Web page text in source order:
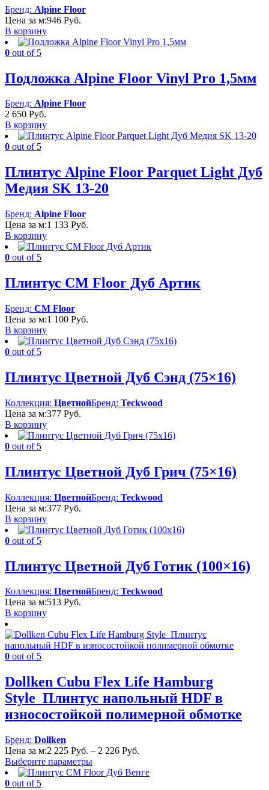
Бренд: Alpine Floor
Цена за м:946 Руб.
В корзину
0 out of 5
Подложка Alpine Floor Vinyl Pro 1,5мм
Бренд: Alpine Floor
2 650 Руб.
В корзину
0 out of 5
Плинтус Alpine Floor Parquet Light Дуб
Медия SK 13-20
Бренд: Alpine Floor
Цена за м:1 133 Руб.
В корзину
0 out of 5
Плинтус CM Floor Дуб Артик
Бренд: CM Floor
Цена за м:1 100 Руб.
В корзину
0 out of 5
Плинтус Цветной Дуб Сэнд (75×16)
Коллекция: ЦветнойБренд: Teckwood
Цена за м:377 Руб.
В корзину
0 out of 5
Плинтус Цветной Дуб Грич (75×16)
Коллекция: ЦветнойБренд: Teckwood
Цена за м:377 Руб.
В корзину
0 out of 5
Плинтус Цветной Дуб Готик (100×16)
Коллекция: ЦветнойБренд: Teckwood
Цена за м:513 Руб.
В корзину
0 out of 5
Dollken Cubu Flex Life Hamburg
Style Плинтус напольный HDF в
износостойкой полимерной обмотке
Бренд: Dollken
Цена за м:2 225 Руб. – 2 226 Руб.
2
Выберите параметры
0 out of 5